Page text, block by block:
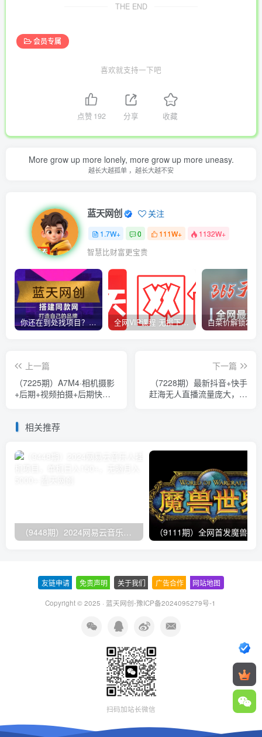
THE END
会员专属
喜欢就支持一下吧
点赞 192 分享 收藏
More grow up more lonely, more grow up more uneasy.
越长大越孤单 ，越长大越不安
蓝天网创 关注
1.7W+ 0 111W+ 1132W+
智慧比财富更宝贵
你还在到处找项目？还在当韭菜？我靠卖项目一个月收入5万+，曾经我也是个失败者。 全网VIP课程 无损下载~
上一篇
（7225期）A7M4·相机摄影
+后期+视频拍摄+后期快速
下一篇
（7228期）最新抖音+快手
赶海无人直播流量庞大，效
相关推荐
友链申请 免责声明 关于我们 广告合作 网站地图
Copyright © 2025 · 蓝天网创-豫ICP备2024095279号-1
扫码加站长微信